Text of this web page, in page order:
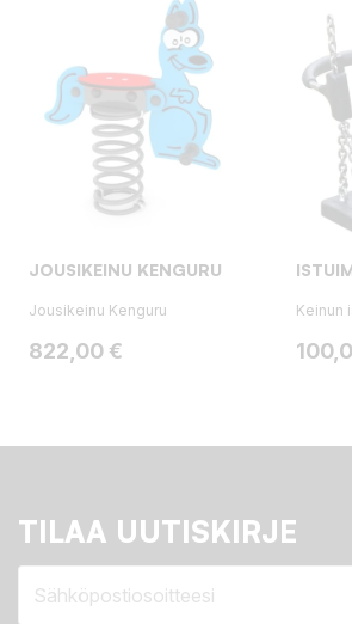
JOUSIKEINU KENGURU
Jousikeinu Kenguru
Hinta
822,00 €
Keinun
Hinta
TILAA UUTISKIRJE